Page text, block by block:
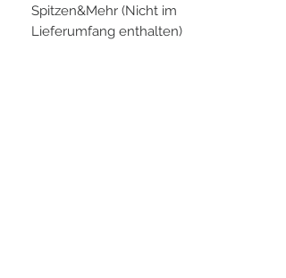
Spitzen&Mehr (Nicht im
Lieferumfang enthalten)